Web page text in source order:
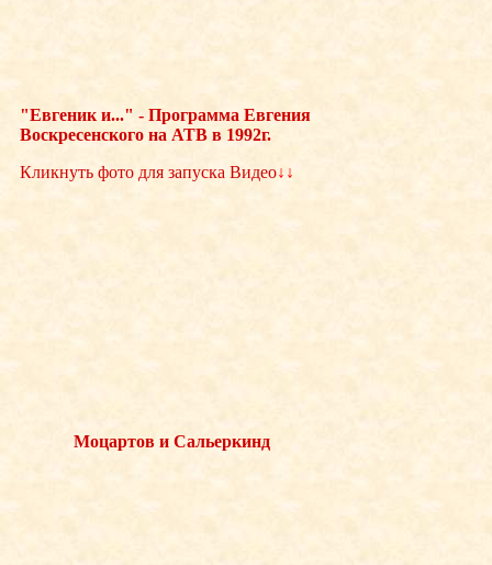
"Евгеник и..." - Программа Евгения
Воскресенского на АТВ в 1992г.
Кликнуть фото для запуска Видео↓↓
Моцартов и Сальеркинд